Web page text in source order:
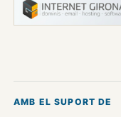
AMB EL SUPORT DE